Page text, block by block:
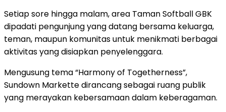
Setiapsore hingga malam,area TamanSoftballGBK
dipadati pengunjungyangdatang bersama keluarga,
teman, maupun komunitasuntuk menikmati berbagai
aktivitasyangdisiapkan penyelenggara.
Mengusung tema“Harmonyof Togetherness”,
Sundown Markettedirancangsebagai ruang publik
yang merayakan kebersamaandalam keberagaman.